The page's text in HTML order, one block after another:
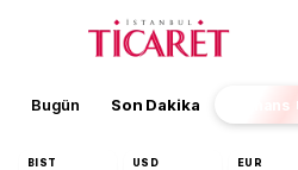
Bugün Son Dakika Finans
BIST USD EUR